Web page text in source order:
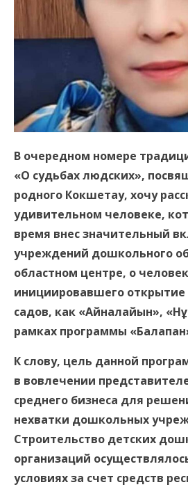
В очередном номере
«О судьбах людских»,
родного Кокшетау, хочу
удивительном человеке,
время внес значительный
учреждений дошкольного
областном центре, о
инициировавшего открытие
садов, как «Айналайын», «
рамках программы
К слову, цель данной
в вовлечении
среднего бизнеса для
нехватки дошкольных
Строительство детских
организаций
условиях за счет средств